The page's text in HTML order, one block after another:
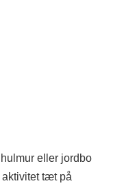
eller jordbo
aktivitet tæt på